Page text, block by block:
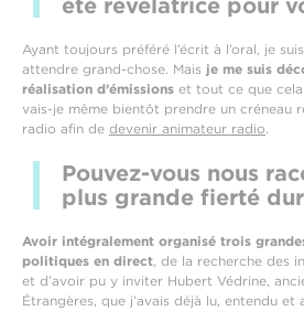
été révélatrice pour
Ayant toujours préféré l’écrit à l’oral, je
attendre grand-chose. Mais je me suis
réalisation d’émissions et tout ce que
vais-je même bientôt prendre un créneau
radio afin de devenir animateur radio.
Pouvez-vous nous
plus grande fierté
Avoir intégralement organisé trois
politiques en direct, de la recherche des
et d’avoir pu y inviter Hubert Védrine,
Étrangères, que j’avais déjà lu, entendu et